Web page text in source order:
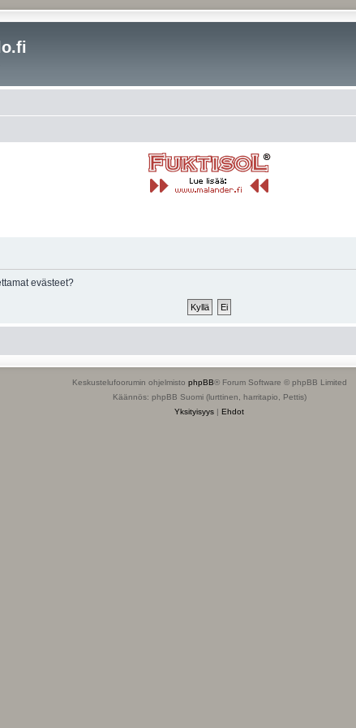
evästeet?
Keskustelufoorumin ohjelmisto phpBB® Forum Software © phpBB Limited
Käännös: phpBB Suomi (lurttinen, harritapio, Pettis)
Yksityisyys | Ehdot